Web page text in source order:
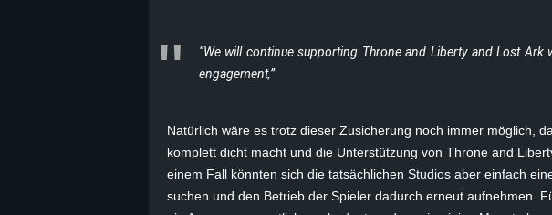
n
t
e
“We will continue supporting Throne and LibertyandLost Ark
engagement,”
Natürlich wäre es trotz dieser Zusicherung noch immer möglich,
komplett dicht macht und die Unterstützung von Throne and
einem Fall könnten sich die tatsächlichen Studios aber einfach
suchen und den Betrieb der Spieler dadurch erneut aufnehmen.